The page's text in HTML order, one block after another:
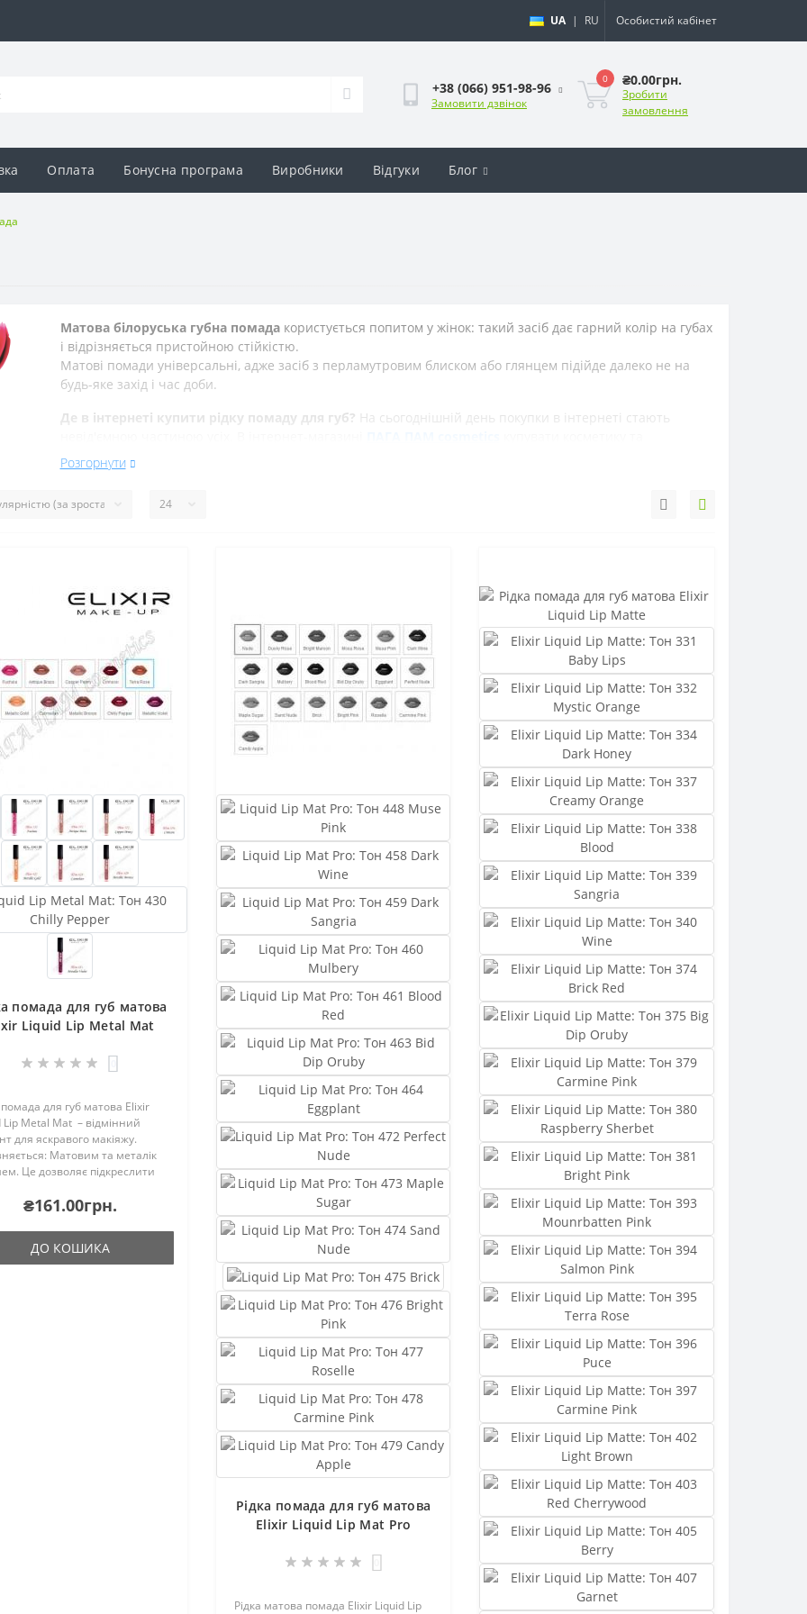
UA | RU Особистий кабінет
+38 (066) 951-98-96
Замовити дзвінок
0 ₴0.00грн.
Зробити
замовлення
Оплата Бонусна програма Виробники Відгуки Блог
Матова білоруська губна помадакористується попитом у жінок: такий засіб дає гарний колір на губах
і відрізняється пристойною стійкістю.
Матові помади універсальні, адже засіб з перламутровим блиском або глянцем підійде далеко не на
будь-яке захід і час доби.
Де в інтернеті купити рідку помаду для губ? На сьогоднішній день покупки в інтернеті стають
парфумерію дешево, швидко та приємно. Оформлення замовлення займе всього кілька хвилин,
необхідно помістити товар в кошик і заповнити ваші дані, і з вами зв'яжеться наш менеджер. Купуючи
для майбутніх покупок.
завдяки швидкій і безкоштовну доставку (від 1000 грн.) Ви зможете насолодитися своїми покупками
найближчим часом.
В інтернет-магазині білоруської декоративної косметики та парфумерії ПАГА ПАМ cosmeticsпродукція
доставляється по всіх містах України: Київ, Харків, Дніпропетровськ, Запоріжжя, Кривий Ріг, Одеса,
Херсон, Львів, Полтава, Вінниця, Миколаїв, Кіровоград, Івано-Франківськ, Рівне, Житомир, Суми.
Купити білоруську косметику Дніпропетровськ, Харків, Київ, Івано-Франківськ, Чернівці, Мукачево,
Одеса, Ужгород, Вінниця, Славутич, Південний, Львів, Хмельницький, Тернопіль, Рівне, Запоріжжя,
Полтава, Іллічівськ, Кам'янець-Подільський, Бориспіль, Суми, Луцьк , Кузнецовськ, Кривий Ріг,
Трускавець, Бровари, Миколаїв, Комсомольськ, Коломия, Біла Церква, Черкаси, Южноукраїнськ,
Кіровоград, Херсон, Житомир, Умань, Керч, Чернігів, Енергодар, Миргород, Ірпінь, Переяслав-
Хмельницький, Маріуполь, Мелітополь, Кременчук , Нетішин, Артемівськ та інші.
Розгорнути
помада для губ матова
Liquid Lip Metal Mat
помада для губ матова Elixir
Lip Metal Mat – відмінний
для яскравого макіяжу.
Матовим та металік
Це дозволяє підкреслити
протриматися до
₴161.00грн.
ДО КОШИКА
Рідка помада для губ матова
Elixir Liquid Lip Mat Pro
Рідка матова помада Elixir Liquid Lip